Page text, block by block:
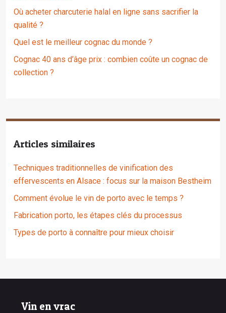
Où acheter charcuterie halal en ligne sans sacrifier la
qualité ?
Quel est le meilleur cognac du monde ?
Cognac 40 ans d’âge prix : combien coûte un cognac de
collection ?
Articles similaires
Techniques traditionnelles de vinification des
effervescents en Alsace : focus sur la maison Bestheim
Comment évolue le vin de porto avec le temps ?
Fabrication porto, les étapes clés du processus
Types de porto à connaître pour mieux choisir
Vin en vrac